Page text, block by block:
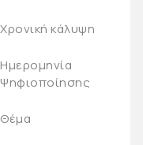
Χρονική κάλυψη
Ημερομηνία
Ψηφιοποίησης
Θέμα